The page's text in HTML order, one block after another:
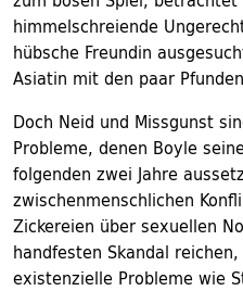
himmelschreiende
hübsche Freundin
Asiatin mit den paar
Doch Neid und Missgunst
Probleme, denen Boyle
folgenden zwei Jahre
zwischenmenschlichen
Zickereien über sexuellen
handfesten Skandal
existenzielle Probleme wie